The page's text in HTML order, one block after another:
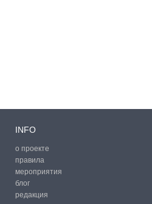
INFO
о проекте
правила
мероприятия
блог
редакция